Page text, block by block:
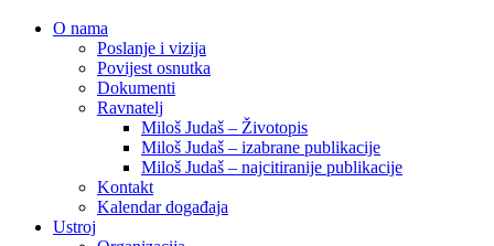
O nama
Poslanje i vizija
Povijest osnutka
Dokumenti
Ravnatelj
Miloš Judaš – Životopis
Miloš Judaš – izabrane publikacije
Miloš Judaš – najcitiranije publikacije
Kontakt
Kalendar događaja
Ustroj